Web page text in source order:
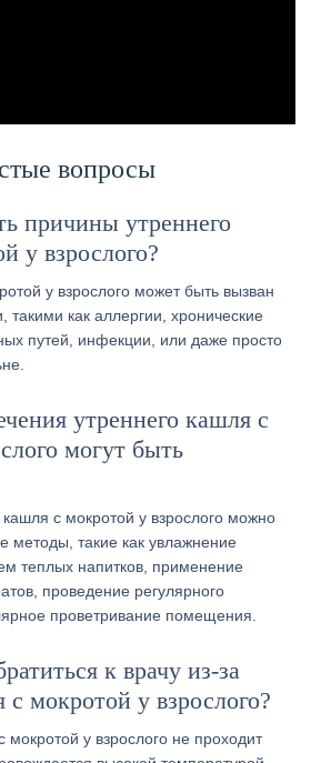
вопросы
причины утреннего
у взрослого?
у взрослого может быть вызван
как аллергии, хронические
путей, инфекции, или даже просто
утреннего кашля с
могут быть
с мокротой у взрослого можно
методы, такие как увлажнение
теплых напитков, применение
проведение регулярного
проветривание помещения.
к врачу из-за
с мокротой у взрослого?
мокротой у взрослого не проходит